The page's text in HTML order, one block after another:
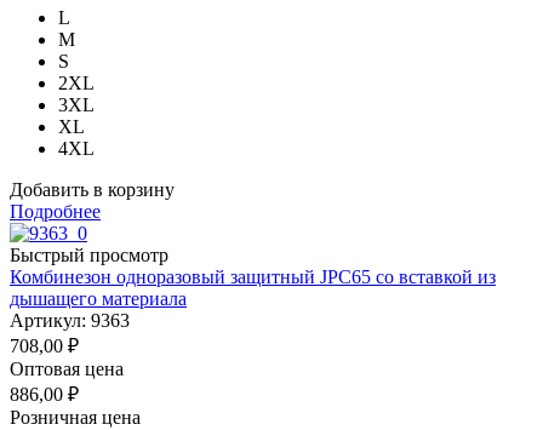
L
M
S
2XL
3XL
XL
4XL
Добавить в корзину
Подробнее
Быстрый просмотр
Комбинезон одноразовый защитный JPC65 со вставкой из
дышащего материала
Артикул: 9363
708,00 ₽
Оптовая цена
886,00 ₽
Розничная цена